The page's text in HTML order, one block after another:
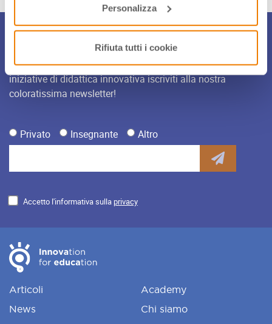
Personalizza
Rifiuta tutti i cookie
Iscriviti alla Newsletter
Per restare sempre aggiornato sulle novità, gli eventi e le
iniziative di didattica innovativa iscriviti alla nostra
coloratissima newsletter!
Privato Insegnante Altro
Accetto l'informativa sulla privacy
Articoli
News
Academy
Chi siamo